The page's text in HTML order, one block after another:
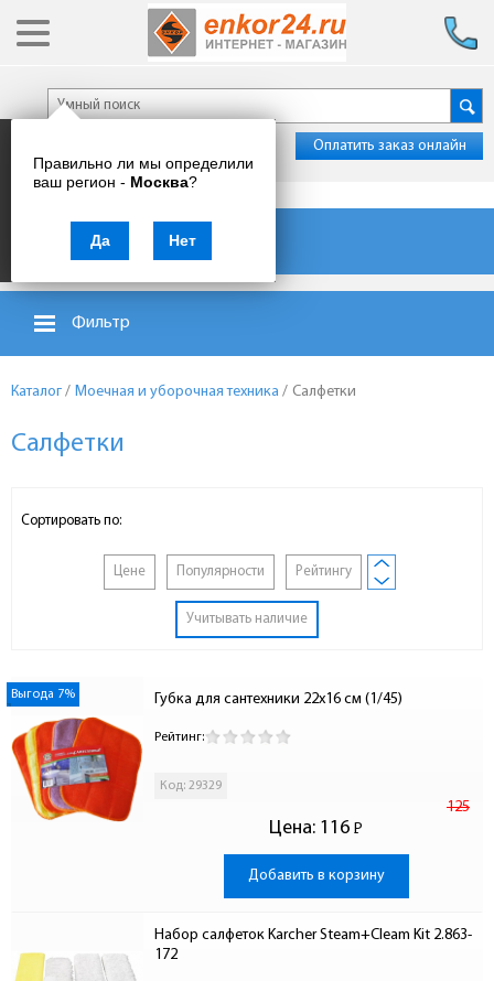
Правильно ли мы определили
ваш регион - Москва?
Да Нет
Оплатить заказ онлайн
Каталог товаров
Фильтр
Каталог / Моечная и уборочная техника / Салфетки
Салфетки
Сортировать по:
Цене Популярности Рейтингу
Учитывать наличие
Выгода 7% Губка для сантехники 22х16 см (1/45)
Рейтинг:
Код: 29329
Цена:
125
116 Р
-
Добавить в корзину
Набор салфеток Karcher Steam+Cleam Kit 2.863-
172